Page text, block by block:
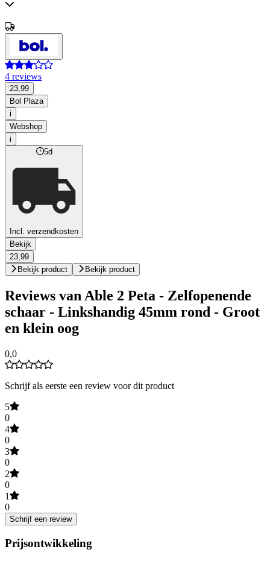
4 reviews
23,99
Bol Plaza
i
Webshop
i
5d
Incl. verzendkosten
Bekijk
23,99
Bekijk product
Bekijk product
Reviews van Able 2 Peta - Zelfopenende
schaar - Linkshandig 45mm rond - Groot
en klein oog
0,0
Schrijf als eerste een review voor dit product
5
0
4
0
3
0
2
0
1
0
Schrijf een review
Prijsontwikkeling